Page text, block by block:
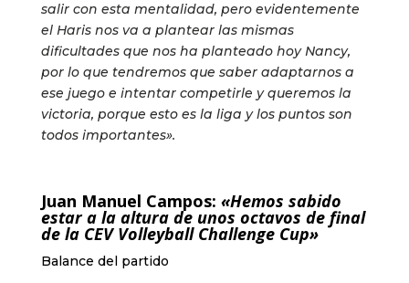
salir con esta mentalidad, pero evidentemente
el Haris nos va a plantear las mismas
dificultades que nos ha planteado hoy Nancy,
por lo que tendremos que saber adaptarnos a
ese juego e intentar competirle y queremos la
victoria, porque esto es la liga y los puntos son
todos importantes».
Juan Manuel Campos: «Hemos sabido
estar a la altura de unos octavos de final
de la CEV Volleyball Challenge Cup»
Balance del partido